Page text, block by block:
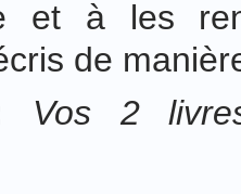
et à les
de
Vos 2